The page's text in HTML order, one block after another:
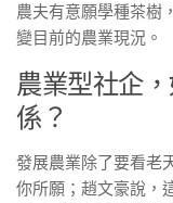
農夫有意願學種茶樹
變目前的農業現況。
農業型社企
係？
發展農業除了要看老
你所願；趙文豪說，